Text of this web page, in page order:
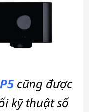
P5 cũng được
kỹ thuật số